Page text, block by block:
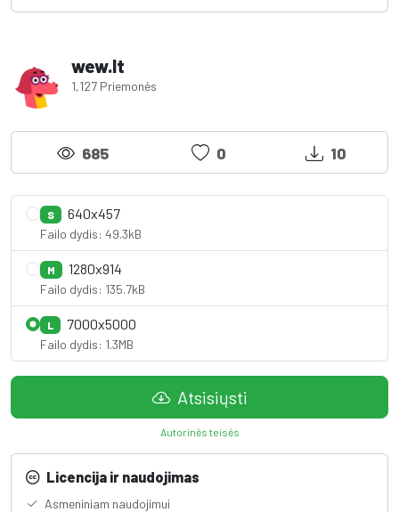
wew.lt
1,127 Priemonės
685 0 10
S 640x457
Failo dydis: 49.3kB
M 1280x914
Failo dydis: 135.7kB
L 7000x5000
Failo dydis: 1.3MB
Atsisiųsti
Autorinės teisės
Licencija ir naudojimas
Asmeniniam naudojimui